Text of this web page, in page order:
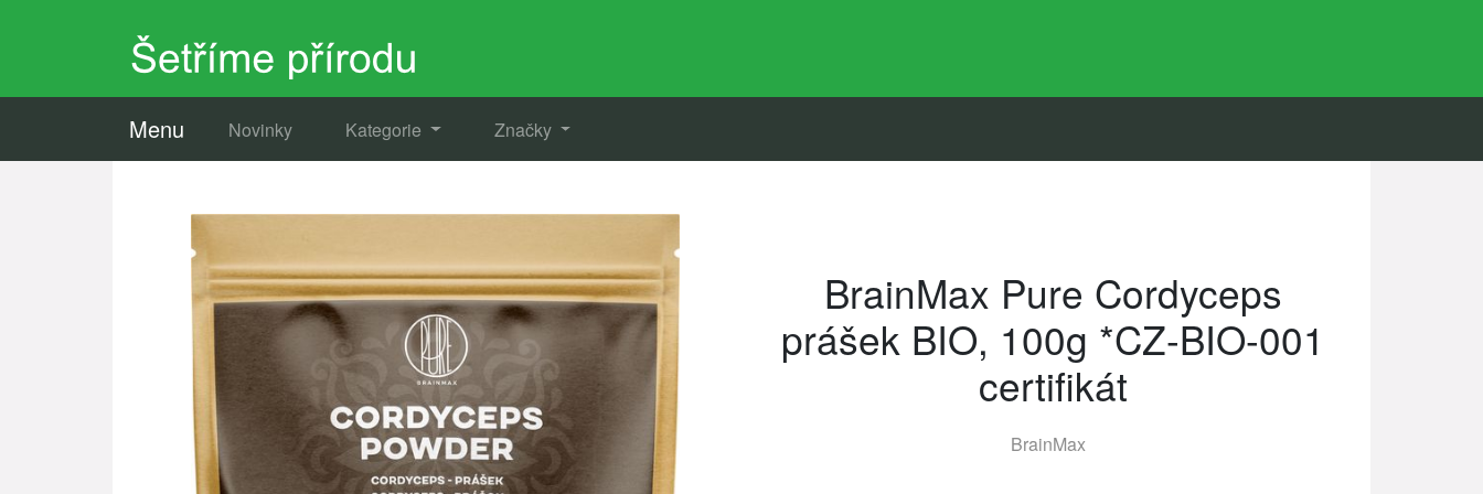
Menu Novinky Kategorie Značky
BrainMax Pure Cordyceps
prášek BIO, 100g *CZ-BIO-001
certifikát
BrainMax